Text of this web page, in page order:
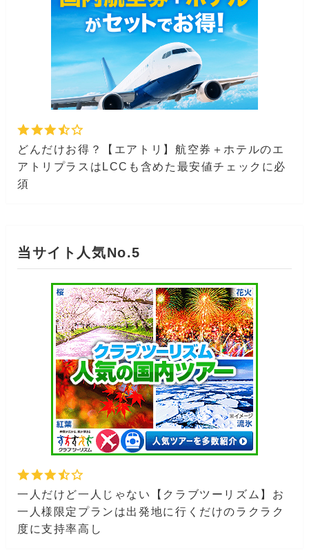
どんだけお得？【エアトリ】航空券＋ホテルのエ
アトリプラスはLCCも含めた最安値チェックに必
須
当サイト人気No.5
一人だけど一人じゃない【クラブツーリズム】お
一人様限定プランは出発地に行くだけのラクラク
度に支持率高し